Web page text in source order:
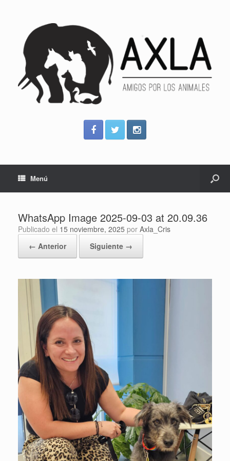
Menú
WhatsApp Image 2025-09-03 at 20.09.36
Publicado el 15 noviembre, 2025 por Axla_Cris
← Anterior
Siguiente →